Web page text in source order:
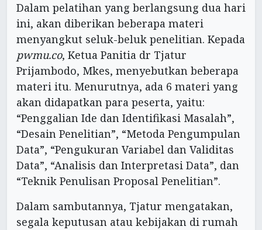
Dalam pelatihan yang berlangsung dua hari
ini, akan diberikan beberapa materi
menyangkut seluk-beluk penelitian. Kepada
pwmu.co, Ketua Panitia dr Tjatur
Prijambodo, Mkes, menyebutkan beberapa
materi itu. Menurutnya, ada 6 materi yang
akan didapatkan para peserta, yaitu:
“Penggalian Ide dan Identifikasi Masalah”,
“Desain Penelitian”, “Metoda Pengumpulan
Data”, “Pengukuran Variabel dan Validitas
Data”, “Analisis dan Interpretasi Data”, dan
“Teknik Penulisan Proposal Penelitian”.
Dalam sambutannya, Tjatur mengatakan,
segala keputusan atau kebijakan di rumah